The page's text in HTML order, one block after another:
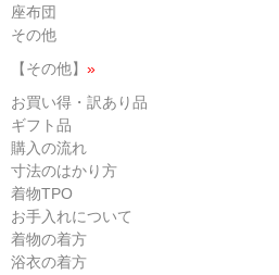
座布団
その他
【その他】 »
お買い得・訳あり品
ギフト品
購入の流れ
寸法のはかり方
着物TPO
お手入れについて
着物の着方
浴衣の着方